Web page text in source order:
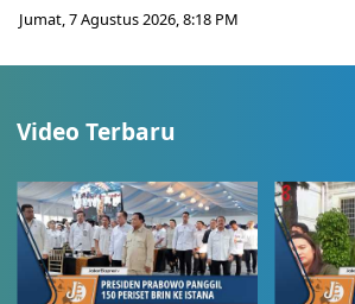
Jumat, 7 Agustus 2026, 8:18 PM
Video Terbaru